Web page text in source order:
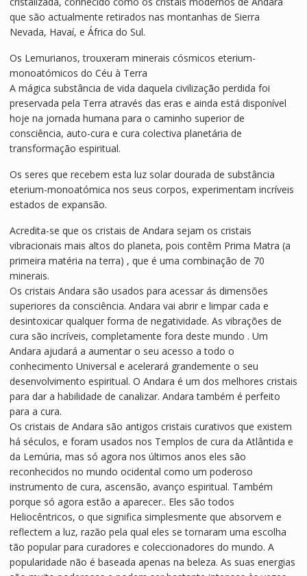
que são actualmente retirados nas montanhas de Sierra
Nevada, Havaí, e África do Sul.
Os Lemurianos, trouxeram minerais cósmicos eterium-
monoatómicos do Céu à Terra
A mágica substância de vida daquela civilização perdida foi
preservada pela Terra através das eras e ainda está disponível
hoje na jornada humana para o caminho superior de
consciência, auto-cura e cura colectiva planetária de
transformação espiritual.
Os seres que recebem esta luz solar dourada de substância
eterium-monoatómica nos seus corpos, experimentam incríveis
estados de expansão.
Acredita-se que os cristais de Andara sejam os cristais
vibracionais mais altos do planeta, pois contêm Prima Matra (a
primeira matéria na terra) , que é uma combinação de 70
minerais.
Os cristais Andara são usados ​​para acessar ás dimensões
superiores da consciência. Andara vai abrir e limpar cada e
desintoxicar qualquer forma de negatividade. As vibrações de
cura são incríveis, completamente fora deste mundo . Um
Andara ajudará a aumentar o seu acesso a todo o
conhecimento Universal e acelerará grandemente o seu
desenvolvimento espiritual. O Andara é um dos melhores cristais
para dar a habilidade de canalizar. Andara também é perfeito
para a cura.
Os cristais de Andara são antigos cristais curativos que existem
há séculos, e foram usados ​​nos Templos de cura da Atlântida e
da Lemúria, mas só agora nos últimos anos eles são
reconhecidos no mundo ocidental como um poderoso
instrumento de cura, ascensão, avanço espiritual. Também
porque só agora estão a aparecer.. Eles são todos
Heliocêntricos, o que significa simplesmente que absorvem e
reflectem a luz, razão pela qual eles se tornaram uma escolha
tão popular para curadores e coleccionadores do mundo. A
popularidade não é baseada apenas na beleza. As suas energias